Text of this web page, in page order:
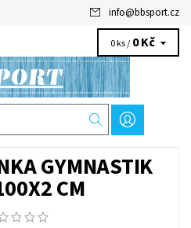
info@bbsport.cz
0 ks / 0 Kč
GYMNASTIK
CM